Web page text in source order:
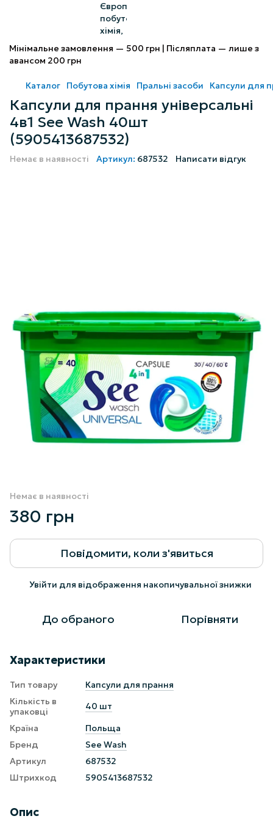
Мінімальне замовлення — 500 грн | Післяплата — лише з
авансом 200 грн
Каталог Побутова хімія Пральні засоби Капсули для
Капсули для прання універсальні
4в1 See Wash 40шт
(5905413687532)
Немає в наявності Артикул: 687532 Написати відгук
Немає в наявності
380 грн
Повідомити, коли з'явиться
Увійти для відображення накопичувальної знижки
До обраного Порівняти
Характеристики
Тип товару
Капсули для прання
Кількість в
упаковці
40 шт
Країна
Польща
Бренд
See Wash
Артикул
687532
Штрихкод
5905413687532
Опис